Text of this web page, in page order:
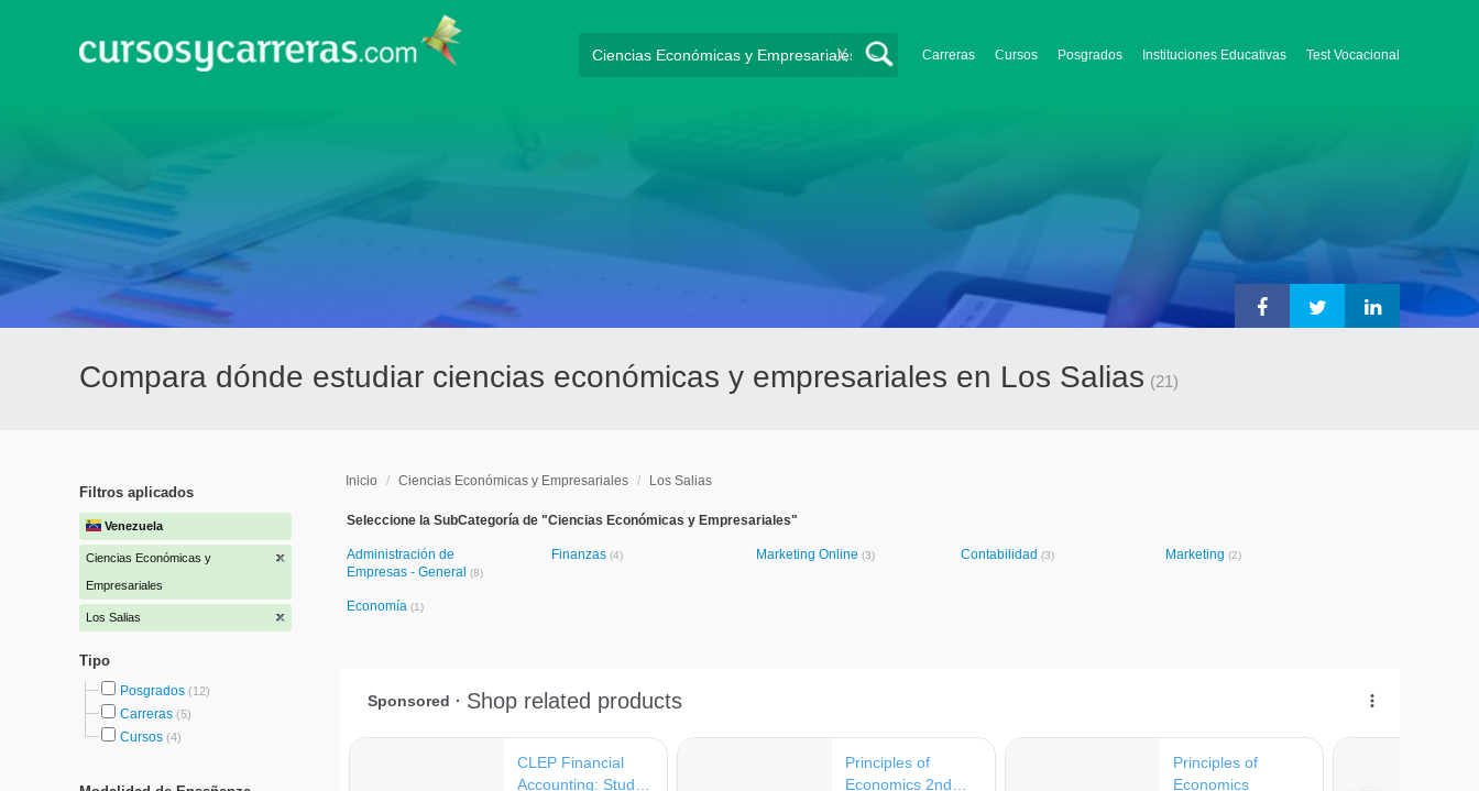
Carreras Cursos Posgrados Instituciones Educativas Test Vocacional
X
Compara dónde estudiar ciencias económicas y empresariales en Los Salias (21)
Filtros aplicados
Venezuela
Ciencias Económicas y
Empresariales
Los Salias
Tipo
Posgrados (12)
Carreras (5)
Cursos (4)
Inicio / Ciencias Económicas y Empresariales / Los Salias
Seleccione la SubCategoría de "Ciencias Económicas y Empresariales"
Administración de
Empresas - General (8)
Finanzas (4) Marketing Online (3) Contabilidad (3) Marketing (2)
Economía (1)